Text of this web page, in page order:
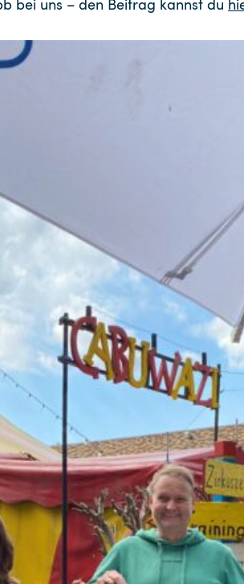
bei uns – den Beitrag kannst du